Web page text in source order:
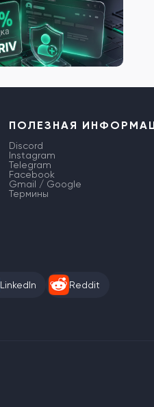
ПОЛЕЗНАЯ
Discord
Instagram
Telegram
Facebook
Gmail / Google
Термины
LinkedIn Reddit